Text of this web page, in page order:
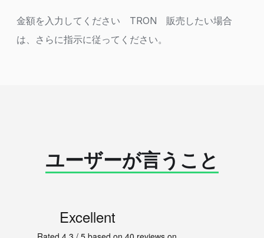
金額を入力してください TRON 販売したい場合
は、さらに指示に従ってください。
ユーザーが言うこと